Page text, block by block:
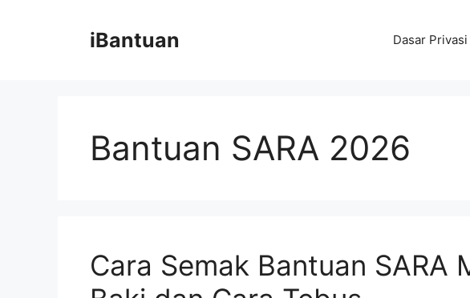
iBantuan Dasar Privasi
Bantuan SARA 2026
Cara Semak Bantuan SARA